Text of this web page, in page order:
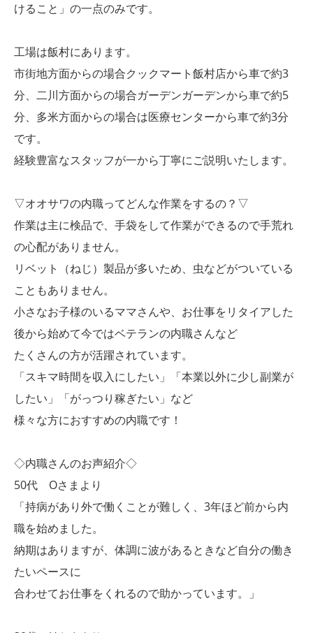
けること」の一点のみです。
工場は飯村にあります。
市街地方面からの場合クックマート飯村店から車で約3
分、二川方面からの場合ガーデンガーデンから車で約5
分、多米方面からの場合は医療センターから車で約3分
です。
経験豊富なスタッフが一から丁寧にご説明いたします。
▽オオサワの内職ってどんな作業をするの？▽
作業は主に検品で、手袋をして作業ができるので手荒れ
の心配がありません。
リベット（ねじ）製品が多いため、虫などがついている
こともありません。
小さなお子様のいるママさんや、お仕事をリタイアした
後から始めて今ではベテランの内職さんなど
たくさんの方が活躍されています。
「スキマ時間を収入にしたい」「本業以外に少し副業が
したい」「がっつり稼ぎたい」など
様々な方におすすめの内職です！
◇内職さんのお声紹介◇
50代 Oさまより
「持病があり外で働くことが難しく、3年ほど前から内
職を始めました。
納期はありますが、体調に波があるときなど自分の働き
たいペースに
合わせてお仕事をくれるので助かっています。」